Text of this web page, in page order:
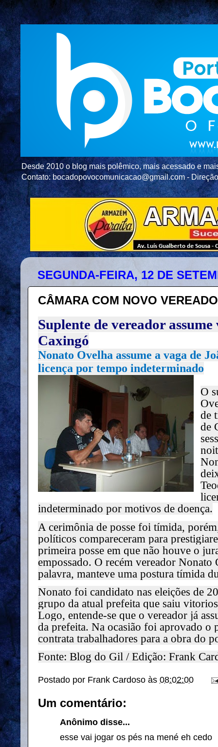
Desde 2010 o blog mais polêmico, mais acessado e
Contato: bocadopovocomunicacao@gmail.com -
SEGUNDA-FEIRA, 12 DE
CÂMARA COM NOVO
Suplente de vereador
Caxingó
Nonato Ovelha assume a vaga de
licença por tempo indeterminado
O
de
de
indeterminado por motivos de doença.
A cerimônia de posse foi tímida,
políticos compareceram para
primeira posse em que não houve o
empossado. O recém vereador Nonato
palavra, manteve uma postura tímida
Nonato foi candidato nas eleições de
grupo da atual prefeita que saiu
Logo, entende-se que o vereador já
da prefeita. Na ocasião foi aprovado o
contrata trabalhadores para a obra do
Fonte: Blog do Gil / Edição: Frank
Postado por Frank Cardoso às 08:02:00
Um comentário:
Anônimo disse...
esse vai jogar os pés na mené eh cedo